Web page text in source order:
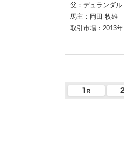
父：デュランダル
馬主：岡田 牧雄
取引市場：2013年